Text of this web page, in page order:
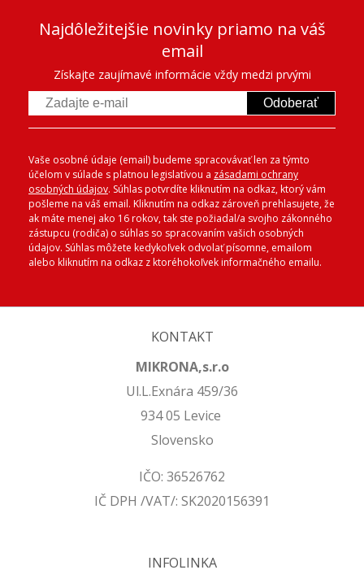
Najdôležitejšie novinky priamo na váš
email
Získajte zaujímavé informácie vždy medzi prvými
Odoberať
Vaše osobné údaje (email) budeme spracovávať len za týmto
účelom v súlade s platnou legislatívou a zásadami ochrany
osobných údajov. Súhlas potvrdíte kliknutím na odkaz, ktorý vám
pošleme na váš email. Kliknutím na odkaz zároveň prehlasujete, že
ak máte menej ako 16 rokov, tak ste požiadal/a svojho zákonného
zástupcu (rodiča) o súhlas so spracovaním vašich osobných
údajov. Súhlas môžete kedykoľvek odvolať písomne, emailom
alebo kliknutím na odkaz z ktoréhokoľvek informačného emailu.
KONTAKT
MIKRONA,s.r.o
Ul.L.Exnára 459/36
934 05 Levice
Slovensko
IČO: 36526762
IČ DPH /VAT/: SK2020156391
INFOLINKA